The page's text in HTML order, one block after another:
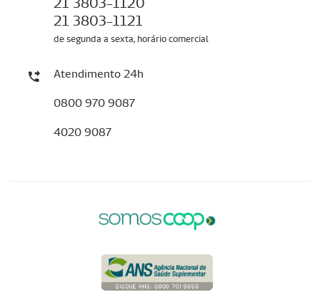
21 3803-1121
de segunda a sexta, horário comercial
Atendimento 24h
0800 970 9087
4020 9087